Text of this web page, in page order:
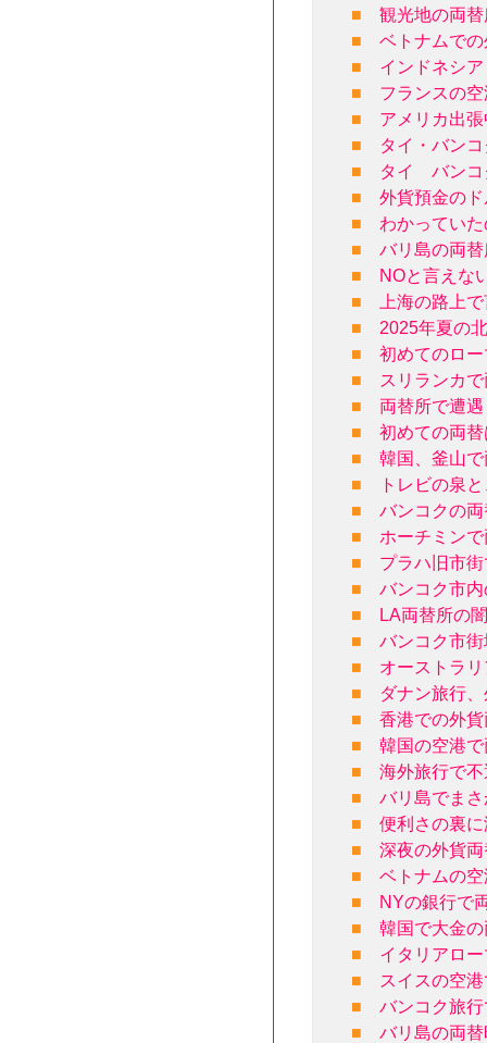
■
観光地の両
■
ベトナムで
■
インドネシ
■
フランスの
■
アメリカ出
■
タイ・バン
■
タイ バンコ
■
外貨預金の
■
わかってい
■
バリ島の両
■
NOと言えな
■
上海の路上
■
2025年夏の
■
初めてのロ
■
スリランカ
■
両替所で遭
■
初めての両
■
韓国、釜山
■
トレビの泉
■
バンコクの
■
ホーチミン
■
プラハ旧市
■
バンコク市
■
LA両替所の
■
バンコク市
■
オーストラ
■
ダナン旅行
■
香港での外
■
韓国の空港
■
海外旅行で
■
バリ島でま
■
便利さの裏
■
深夜の外貨
■
ベトナムの
■
NYの銀行で
■
韓国で大金
■
イタリアロ
■
スイスの空
■
バンコク旅
■
バリ島の両